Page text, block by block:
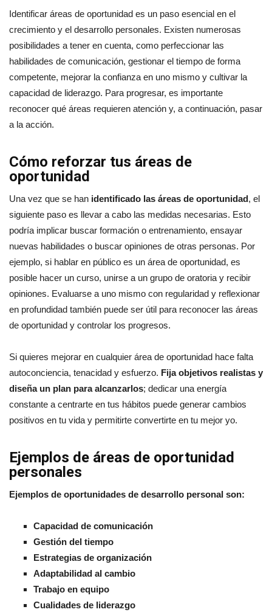
Identificar áreas de oportunidad es un paso esencial en el
crecimiento y el desarrollo personales. Existen numerosas
posibilidades a tener en cuenta, como perfeccionar las
habilidades de comunicación, gestionar el tiempo de forma
competente, mejorar la confianza en uno mismo y cultivar la
capacidad de liderazgo. Para progresar, es importante
reconocer qué áreas requieren atención y, a continuación, pasar
a la acción.
Cómo reforzar tus áreas de
oportunidad
Una vez que se han identificado las áreas de oportunidad, el
siguiente paso es llevar a cabo las medidas necesarias. Esto
podría implicar buscar formación o entrenamiento, ensayar
nuevas habilidades o buscar opiniones de otras personas. Por
ejemplo, si hablar en público es un área de oportunidad, es
posible hacer un curso, unirse a un grupo de oratoria y recibir
opiniones. Evaluarse a uno mismo con regularidad y reflexionar
en profundidad también puede ser útil para reconocer las áreas
de oportunidad y controlar los progresos.
Si quieres mejorar en cualquier área de oportunidad hace falta
autoconciencia, tenacidad y esfuerzo. Fija objetivos realistas y
diseña un plan para alcanzarlos; dedicar una energía
constante a centrarte en tus hábitos puede generar cambios
positivos en tu vida y permitirte convertirte en tu mejor yo.
Ejemplos de áreas de oportunidad
personales
Ejemplos de oportunidades de desarrollo personal son:
Capacidad de comunicación
Gestión del tiempo
Estrategias de organización
Adaptabilidad al cambio
Trabajo en equipo
Cualidades de liderazgo